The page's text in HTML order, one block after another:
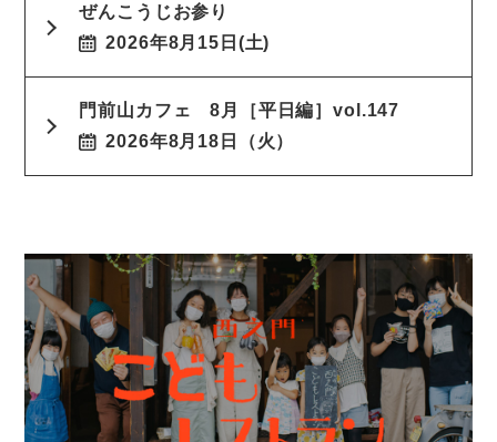
ぜんこうじお参り
2026年8月15日(土)
門前山カフェ 8月［平日編］vol.147
2026年8月18日（火）